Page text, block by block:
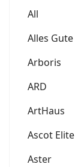
All
Alles Gute
Arboris
ARD
ArtHaus
Ascot Elite
Aster